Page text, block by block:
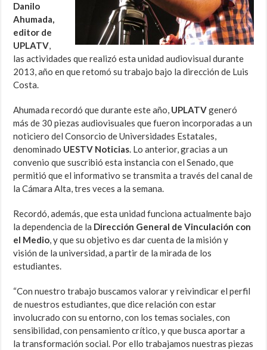
Danilo
Ahumada,
editor de
UPLATV,
las actividades que realizó esta unidad audiovisual durante
2013, año en que retomó su trabajo bajo la dirección de Luis
Costa.
Ahumada recordó que durante este año, UPLATVgeneró
más de 30 piezas audiovisuales que fueron incorporadas a un
noticiero del Consorcio de Universidades Estatales,
denominado UESTV Noticias. Lo anterior, gracias a un
convenio que suscribió esta instancia con el Senado, que
permitió que el informativo se transmita a través del canal de
la Cámara Alta, tres veces a la semana.
Recordó, además, que esta unidad funciona actualmente bajo
la dependencia de la Dirección General de Vinculación con
el Medio, y que su objetivo es dar cuenta de la misión y
visión de la universidad, a partir de la mirada de los
estudiantes.
“Con nuestro trabajo buscamos valorar y reivindicar el perfil
de nuestros estudiantes, que dice relación con estar
involucrado con su entorno, con los temas sociales, con
sensibilidad, con pensamiento crítico, y que busca aportar a
la transformación social. Por ello trabajamos nuestras piezas